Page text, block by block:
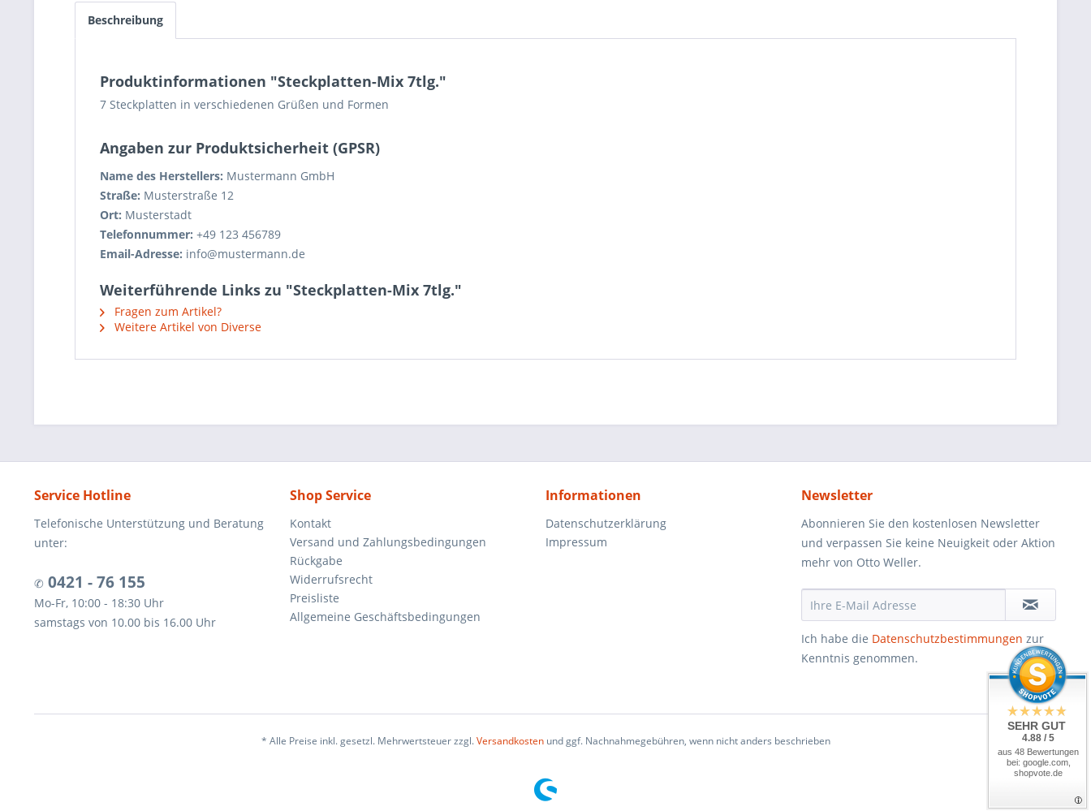
Beschreibung
Produktinformationen "Steckplatten-Mix 7tlg."
7 Steckplatten in verschiedenen Grüßen und Formen
Angaben zur Produktsicherheit (GPSR)
Name des Herstellers: Mustermann GmbH
Straße: Musterstraße 12
Ort: Musterstadt
Telefonnummer: +49 123 456789
Email-Adresse: info@mustermann.de
Weiterführende Links zu "Steckplatten-Mix 7tlg."
Fragen zum Artikel?
Weitere Artikel von Diverse
Service Hotline
Telefonische Unterstützung und Beratung
unter:
✆ 0421 - 76 155
Mo-Fr, 10:00 - 18:30 Uhr
samstags von 10.00 bis 16.00 Uhr
Shop Service
Kontakt
Versand und Zahlungsbedingungen
Rückgabe
Widerrufsrecht
Preisliste
Allgemeine Geschäftsbedingungen
Informationen
Datenschutzerklärung
Impressum
Newsletter
Abonnieren Sie den kostenlosen Newsletter
und verpassen Sie keine Neuigkeit oder Aktion
mehr von Otto Weller.
Ich habe die Datenschutzbestimmungen zur
Kenntnis genommen.
* Alle Preise inkl. gesetzl. Mehrwertsteuer zzgl.Versandkostenund ggf. Nachnahmegebühren, wenn nicht anders beschrieben
SEHR GUT
4.88 / 5
aus 48 Bewertungen
bei: google.com,
shopvote.de